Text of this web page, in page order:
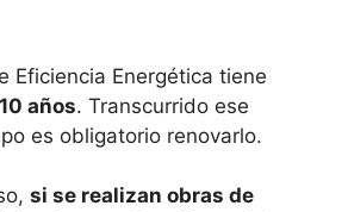
Eficiencia Energética tiene
años. Transcurrido ese
es obligatorio renovarlo.
si se realizan obras de